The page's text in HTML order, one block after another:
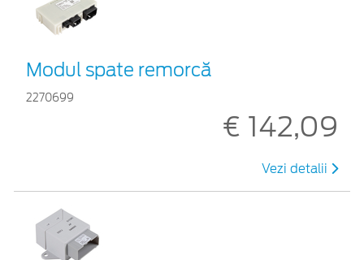
Modul spate remorcă
2270699
€ 142,09
Vezi detalii